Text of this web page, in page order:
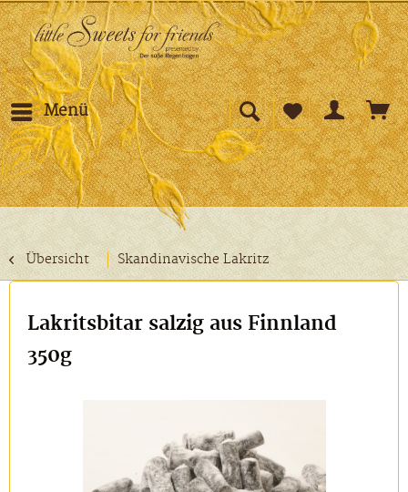
Menü
Übersicht Skandinavische Lakritz
Lakritsbitar salzig aus Finnland
350g